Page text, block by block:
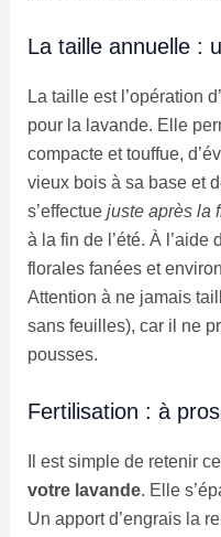
La taille annuelle :
La taille est l’opération
pour la lavande. Elle
compacte et touffue,
vieux bois à sa base et
s’effectue juste après la
à la fin de l’été. À l’aide
florales fanées et
Attention à ne jamais
sans feuilles), car il ne
pousses.
Fertilisation : à
Il est simple de retenir
votre lavande. Elle
Un apport d’engrais la